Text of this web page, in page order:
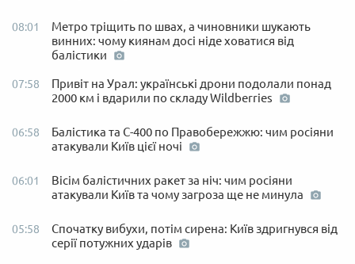
08:01
Метро тріщить по швах, а чиновники шукають
винних: чому киянам досі ніде ховатися від
балістики
07:58
Привіт на Урал: українські дрони подолали понад
2000 км і вдарили по складу Wildberries
06:58
Балістика та С-400 по Правобережжю: чим росіяни
атакували Київ цієї ночі
06:01
Вісім балістичних ракет за ніч: чим росіяни
атакували Київ та чому загроза ще не минула
05:58
Спочатку вибухи, потім сирена: Київ здригнувся від
серії потужних ударів